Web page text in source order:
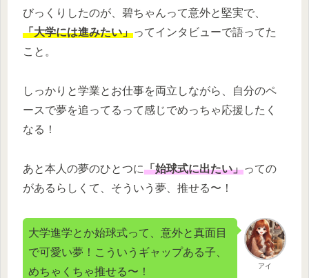
びっくりしたのが、碧ちゃんって意外と堅実で、
「大学には進みたい」ってインタビューで語ってた
こと。
しっかりと学業とお仕事を両立しながら、自分のペ
ースで夢を追ってるって感じでめっちゃ応援したく
なる！
あと本人の夢のひとつに「始球式に出たい」っての
があるらしくて、そういう夢、推せる〜！
アイ
大学進学とか始球式って、意外と真面目
で可愛い夢！こういうギャップある子、
めちゃくちゃ推せる〜！